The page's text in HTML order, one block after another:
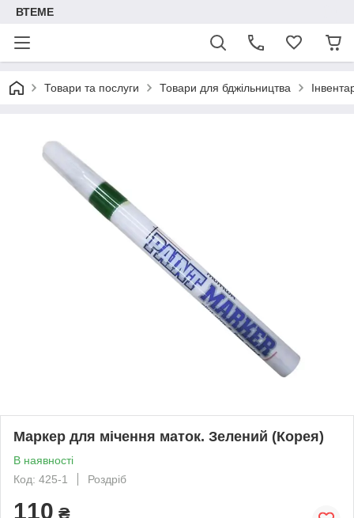
ВТЕМЕ
Товари та послуги Товари для бджільництва
Маркер для мічення маток. Зелений (Корея)
В наявності
Код: 425-1
Роздріб
110 ₴